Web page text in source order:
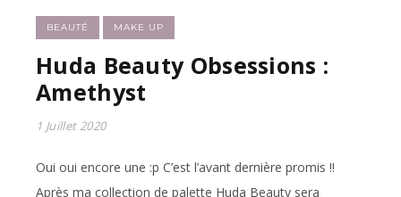
BEAUTÉ MAKE UP
Huda Beauty Obsessions :
Amethyst
1 Juillet 2020
Oui oui encore une :p C’est l’avant dernière promis !!
Après ma collection de palette Huda Beauty sera